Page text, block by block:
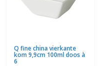
Q fine china vierkante
kom 9,9cm 100ml doos à
6